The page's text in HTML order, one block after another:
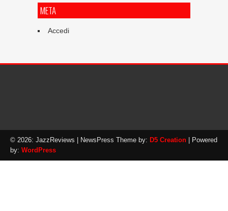
META
Accedi
© 2026: JazzReviews | NewsPress Theme by: D5 Creation | Powered
by: WordPress